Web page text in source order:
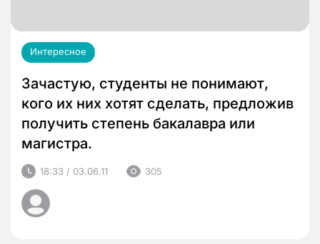
Интересное
Зачастую, студенты не понимают,
кого их них хотят сделать, предложив
получить степень бакалавра или
магистра.
18:33 / 03.06.11 305